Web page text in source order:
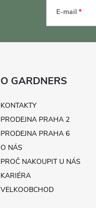
E-mail
O GARDNERS
KONTAKTY
PRODEJNA PRAHA 2
PRODEJNA PRAHA 6
O NÁS
PROČ NAKOUPIT U NÁS
KARIÉRA
VELKOOBCHOD